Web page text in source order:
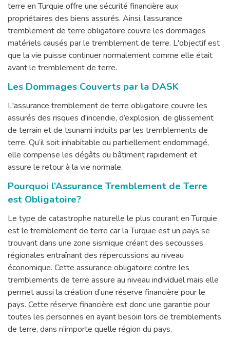
terre en Turquie offre une sécurité financière aux
propriétaires des biens assurés. Ainsi, l’assurance
tremblement de terre obligatoire couvre les dommages
matériels causés par le tremblement de terre. L'objectif est
que la vie puisse continuer normalement comme elle était
avant le tremblement de terre.
Les Dommages Couverts par la DASK
L'assurance tremblement de terre obligatoire couvre les
assurés des risques d'incendie, d’explosion, de glissement
de terrain et de tsunami induits par les tremblements de
terre. Qu’il soit inhabitable ou partiellement endommagé,
elle compense les dégâts du bâtiment rapidement et
assure le retour à la vie normale.
Pourquoi l’Assurance Tremblement de Terre
est Obligatoire?
Le type de catastrophe naturelle le plus courant en Turquie
est le tremblement de terre car la Turquie est un pays se
trouvant dans une zone sismique créant des secousses
régionales entraînant des répercussions au niveau
économique. Cette assurance obligatoire contre les
tremblements de terre assure au niveau individuel mais elle
permet aussi la création d’une réserve financière pour le
pays. Cette réserve financière est donc une garantie pour
toutes les personnes en ayant besoin lors de tremblements
de terre, dans n’importe quelle région du pays.